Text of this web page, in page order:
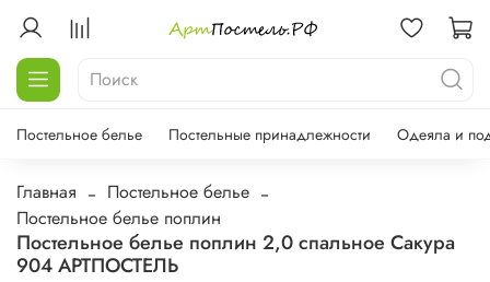
Постельное белье Постельные принадлежности Одеяла и
Главная
Постельное белье
Постельное белье поплин
Постельное белье поплин 2,0 спальное Сакура
904 АРТПОСТЕЛЬ